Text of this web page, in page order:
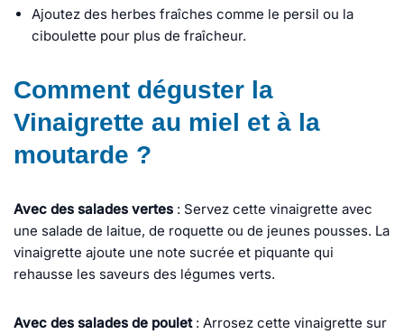
Ajoutez des herbes fraîches comme le persil ou la
ciboulette pour plus de fraîcheur.
Comment déguster la
Vinaigrette au miel et à la
moutarde ?
Avec des salades vertes : Servez cette vinaigrette avec
une salade de laitue, de roquette ou de jeunes pousses. La
vinaigrette ajoute une note sucrée et piquante qui
rehausse les saveurs des légumes verts.
Avec des salades de poulet: Arrosez cette vinaigrette sur